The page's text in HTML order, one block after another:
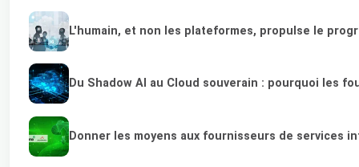
L'humain, et non les plateformes, propulse le
Du Shadow AI au Cloud souverain : pourquoi les
Donner les moyens aux fournisseurs de services